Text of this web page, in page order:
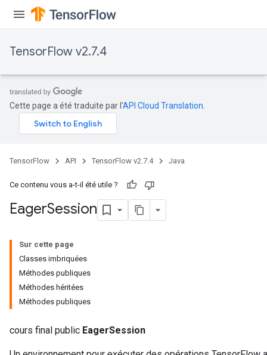
TensorFlow v2.7.4
Cette page a été traduite par l'API Cloud Translation
TensorFlow API TensorFlow v2.7.4 Java
Ce contenu vous a-t-il été utile ?
EagerSession
Sur cette page
Classes imbriquées
Méthodes publiques
Méthodes héritées
Méthodes publiques
cours final public EagerSession